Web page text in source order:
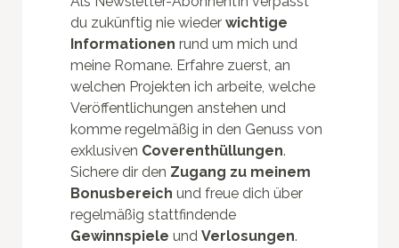
du zukünftig nie wiederwichtige
Informationen rund um mich und
meine Romane. Erfahre zuerst, an
welchen Projekten ich arbeite, welche
Veröffentlichungen anstehen und
komme regelmäßig in den Genuss von
exklusiven Coverenthüllungen.
Sichere dir den Zugang zu meinem
Bonusbereich und freue dich über
regelmäßig stattfindende
Gewinnspiele undVerlosungen.